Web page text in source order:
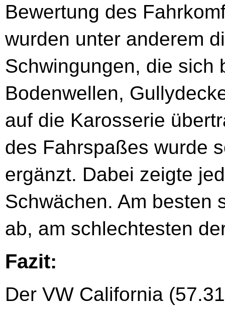
Bewertung des
wurden unter anderem
Schwingungen, die sich
Bodenwellen,
auf die Karosserie
des Fahrspaßes wurde
ergänzt. Dabei zeigte
Schwächen. Am besten
ab, am schlechtesten
Fazit:
Der VW California